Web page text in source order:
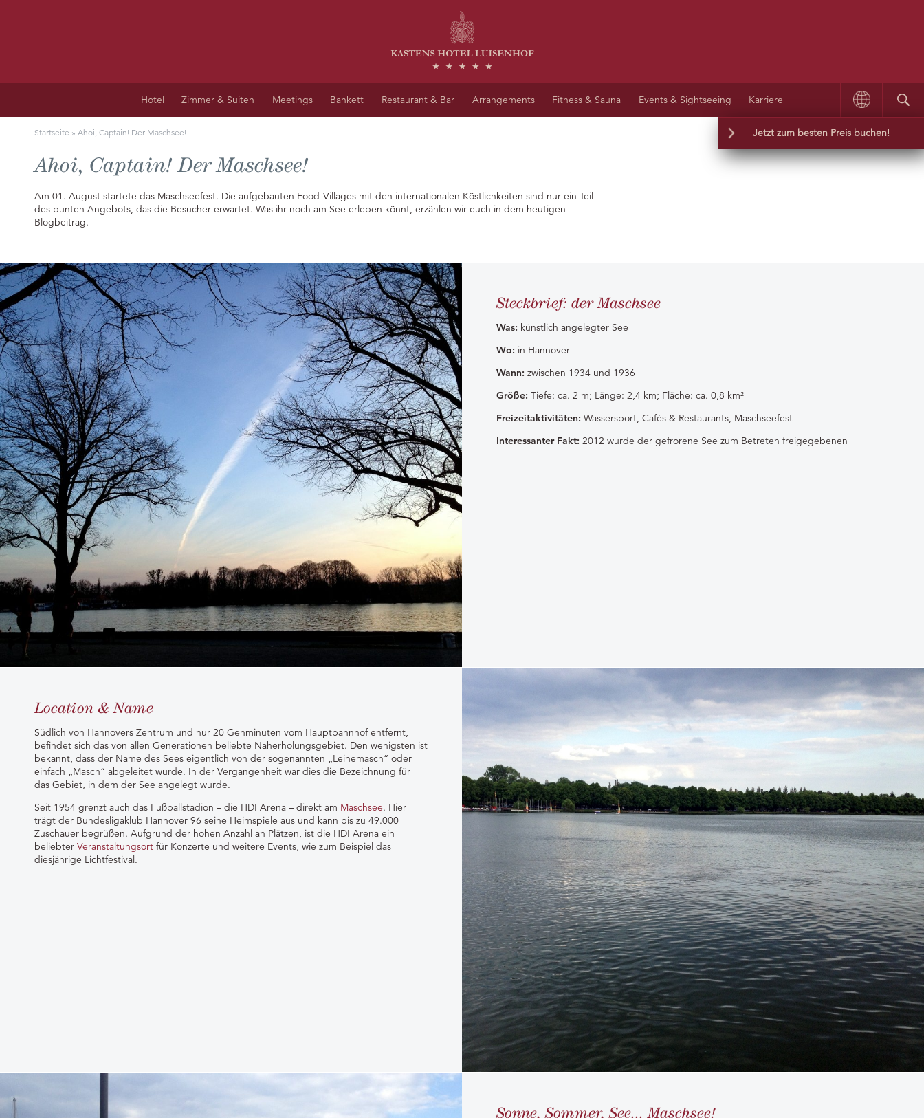
Hotel Zimmer & Suiten Meetings Bankett Restaurant & Bar Arrangements Fitness & Sauna Events & Sightseeing Karriere
Jetzt zum besten Preis buchen!
Startseite » Ahoi, Captain! Der Maschsee!
Ahoi, Captain! Der Maschsee!
Am 01. August startete das Maschseefest. Die aufgebauten Food-Villages mit den internationalen Köstlichkeiten sind nur ein Teil
des bunten Angebots, das die Besucher erwartet. Was ihr noch am See erleben könnt, erzählen wir euch in dem heutigen
Blogbeitrag.
Steckbrief: der Maschsee
Was: künstlich angelegter See
Wo: in Hannover
Wann: zwischen 1934 und 1936
Größe: Tiefe‎: ‎ca. 2 m; Länge‎: ‎2,4 km; Fläche‎: ‎ca. 0,8 km²
Freizeitaktivitäten: Wassersport, Cafés & Restaurants, Maschseefest
Interessanter Fakt: 2012 wurde der gefrorene See zum Betreten freigegebenen
Location & Name
Südlich von Hannovers Zentrum und nur 20 Gehminuten vom Hauptbahnhof entfernt,
befindet sich das von allen Generationen beliebte Naherholungsgebiet. Den wenigsten ist
bekannt, dass der Name des Sees eigentlich von der sogenannten „Leinemasch“ oder
einfach „Masch“ abgeleitet wurde. In der Vergangenheit war dies die Bezeichnung für
das Gebiet, in dem der See angelegt wurde.
Seit 1954 grenzt auch das Fußballstadion – die HDI Arena – direkt am Maschsee. Hier
trägt der Bundesligaklub Hannover 96 seine Heimspiele aus und kann bis zu 49.000
Zuschauer begrüßen. Aufgrund der hohen Anzahl an Plätzen, ist die HDI Arena ein
beliebter Veranstaltungsort für Konzerte und weitere Events, wie zum Beispiel das
diesjährige Lichtfestival.
Sonne, Sommer, See... Maschsee!